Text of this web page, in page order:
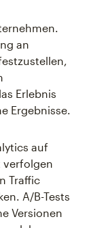
an
Erlebnis
Ergebnisse.
auf
verfolgen
Traffic
A/B-Tests
Versionen